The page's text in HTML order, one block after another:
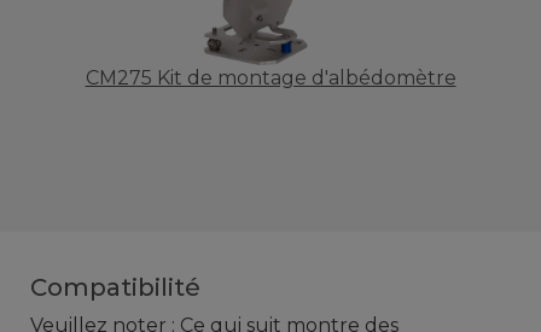
CM275 Kit de montage d'albédomètre
Compatibilité
Veuillez noter : Ce qui suit montre des